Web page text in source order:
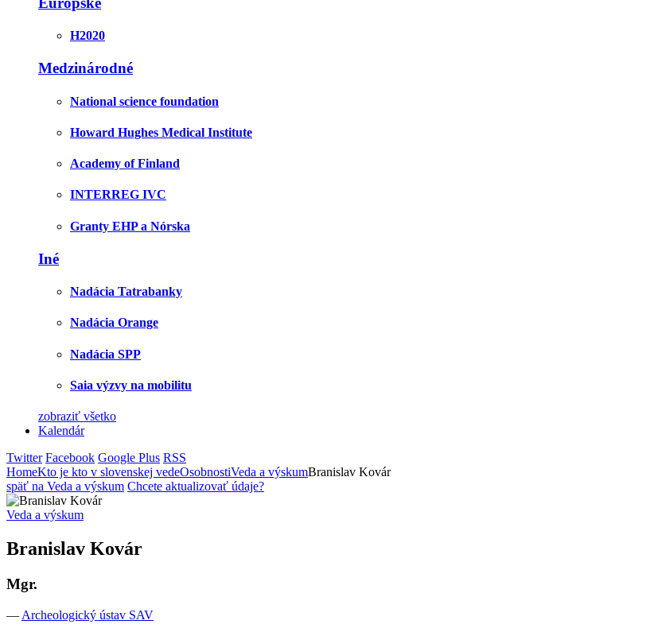
H2020
Medzinárodné
National science foundation
Howard Hughes Medical Institute
Academy of Finland
INTERREG IVC
Granty EHP a Nórska
Iné
Nadácia Tatrabanky
Nadácia Orange
Nadácia SPP
Saia výzvy na mobilitu
zobraziť všetko
Kalendár
Twitter Facebook Google Plus RSS
HomeKto je kto v slovenskej vedeOsobnostiVeda a výskumBranislav Kovár
späť na Veda a výskum Chcete aktualizovať údaje?
Veda a výskum
Branislav Kovár
Mgr.
— Archeologický ústav SAV